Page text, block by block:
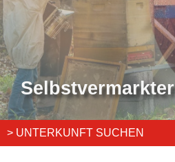
Selbstvermarkter
> UNTERKUNFT SUCHEN